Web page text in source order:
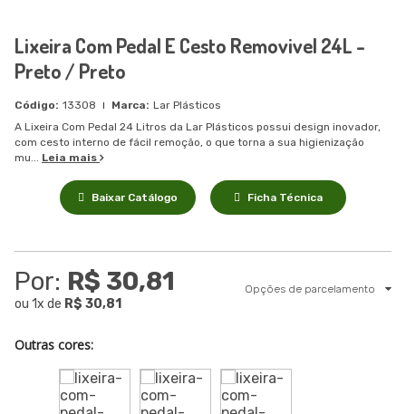
Lixeira Com Pedal E Cesto Removivel 24L -
Preto / Preto
13308
Lar Plásticos
A Lixeira Com Pedal 24 Litros da Lar Plásticos possui design inovador,
com cesto interno de fácil remoção, o que torna a sua higienização
mu... Leia mais
Baixar Catálogo Ficha Técnica
Por: R$ 30,81
ou 1x de R$ 30,81
Opções de parcelamento
Outras cores: